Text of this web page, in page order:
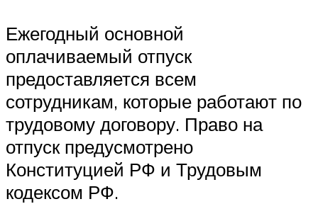
Ежегодный основной
оплачиваемый отпуск
предоставляется всем
сотрудникам, которые работают по
трудовому договору. Право на
отпуск предусмотрено
Конституцией РФ и Трудовым
кодексом РФ.